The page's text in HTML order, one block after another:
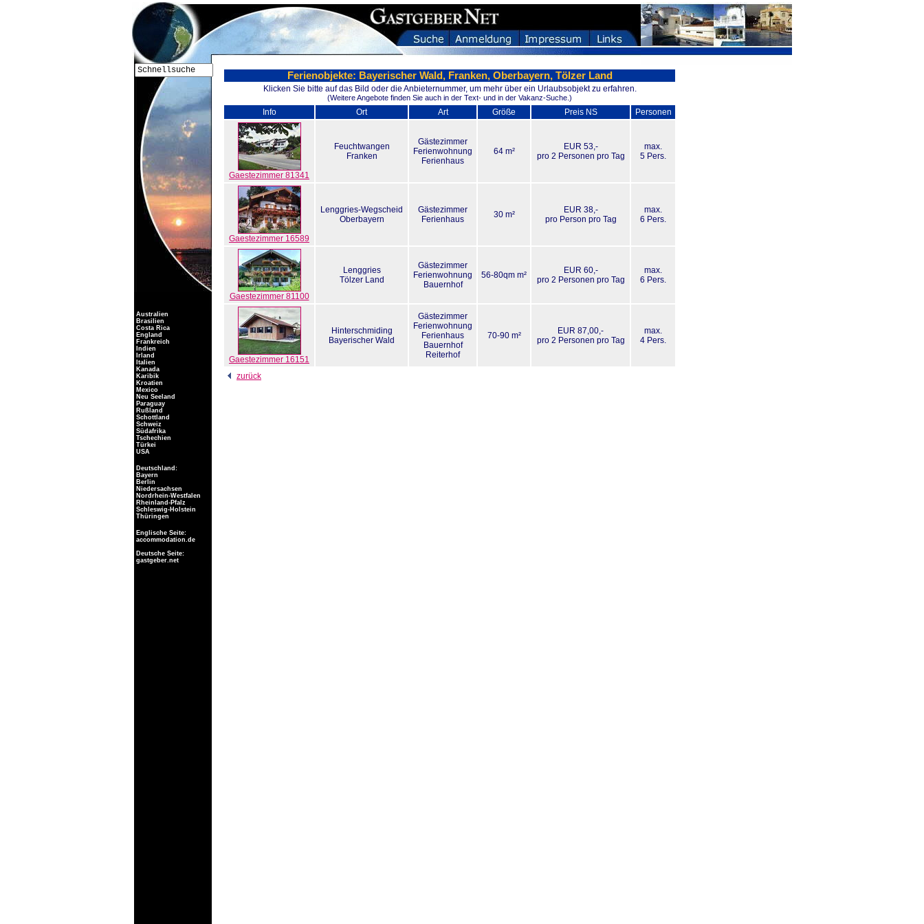
Ferienobjekte: Bayerischer Wald, Franken, Oberbayern, Tölzer Land
Klicken Sie bitte auf das Bild oder die Anbieternummer, um mehr über ein Urlaubsobjekt zu erfahren.
(Weitere Angebote finden Sie auch in der Text- und in der Vakanz-Suche.)
Info Ort Art Größe Preis NS Personen
Gaestezimmer 81341
Feuchtwangen
Franken
Gästezimmer
Ferienwohnung
Ferienhaus
64 m²
EUR 53,-
pro 2 Personen pro Tag
max.
5 Pers.
Gaestezimmer 16589
Lenggries-Wegscheid
Oberbayern
Gästezimmer
Ferienhaus
30 m²
EUR 38,-
pro Person pro Tag
max.
6 Pers.
Gaestezimmer 81100
Lenggries
Tölzer Land
Gästezimmer
Ferienwohnung
Bauernhof
56-80qm m²
EUR 60,-
pro 2 Personen pro Tag
max.
6 Pers.
Gaestezimmer 16151
Hinterschmiding
Bayerischer Wald
Gästezimmer
Ferienwohnung
Ferienhaus
Bauernhof
Reiterhof
70-90 m²
EUR 87,00,-
pro 2 Personen pro Tag
max.
4 Pers.
zurück
Australien
Brasilien
Costa Rica
England
Frankreich
Indien
Irland
Italien
Kanada
Karibik
Kroatien
Mexico
Neu Seeland
Paraguay
Rußland
Schottland
Schweiz
Südafrika
Tschechien
Türkei
USA
Deutschland:
Bayern
Berlin
Niedersachsen
Nordrhein-Westfalen
Rheinland-Pfalz
Schleswig-Holstein
Thüringen
Englische Seite:
accommodation.de
Deutsche Seite:
gastgeber.net